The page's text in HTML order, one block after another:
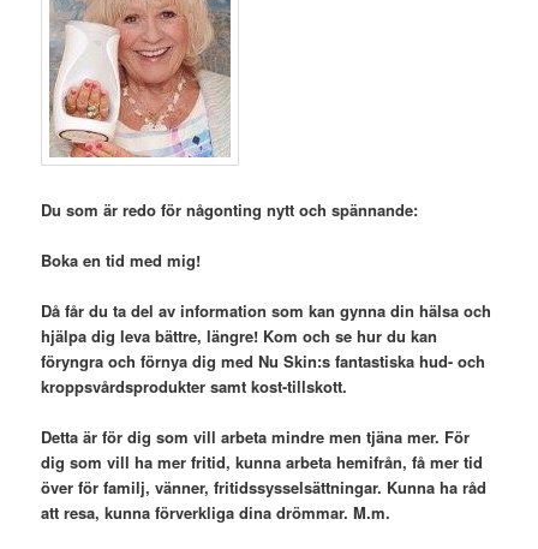
Du som är redo för någonting nytt och spännande:
Boka en tid med mig!
Då får du ta del av information som kan gynna din hälsa och
hjälpa dig leva bättre, längre! Kom och se hur du kan
föryngra och förnya dig med Nu Skin:s fantastiska hud- och
kroppsvårdsprodukter samt kost-tillskott.
Detta är för dig som vill arbeta mindre men tjäna mer. För
dig som vill ha mer fritid, kunna arbeta hemifrån, få mer tid
över för familj, vänner, fritidssysselsättningar. Kunna ha råd
att resa, kunna förverkliga dina drömmar. M.m.